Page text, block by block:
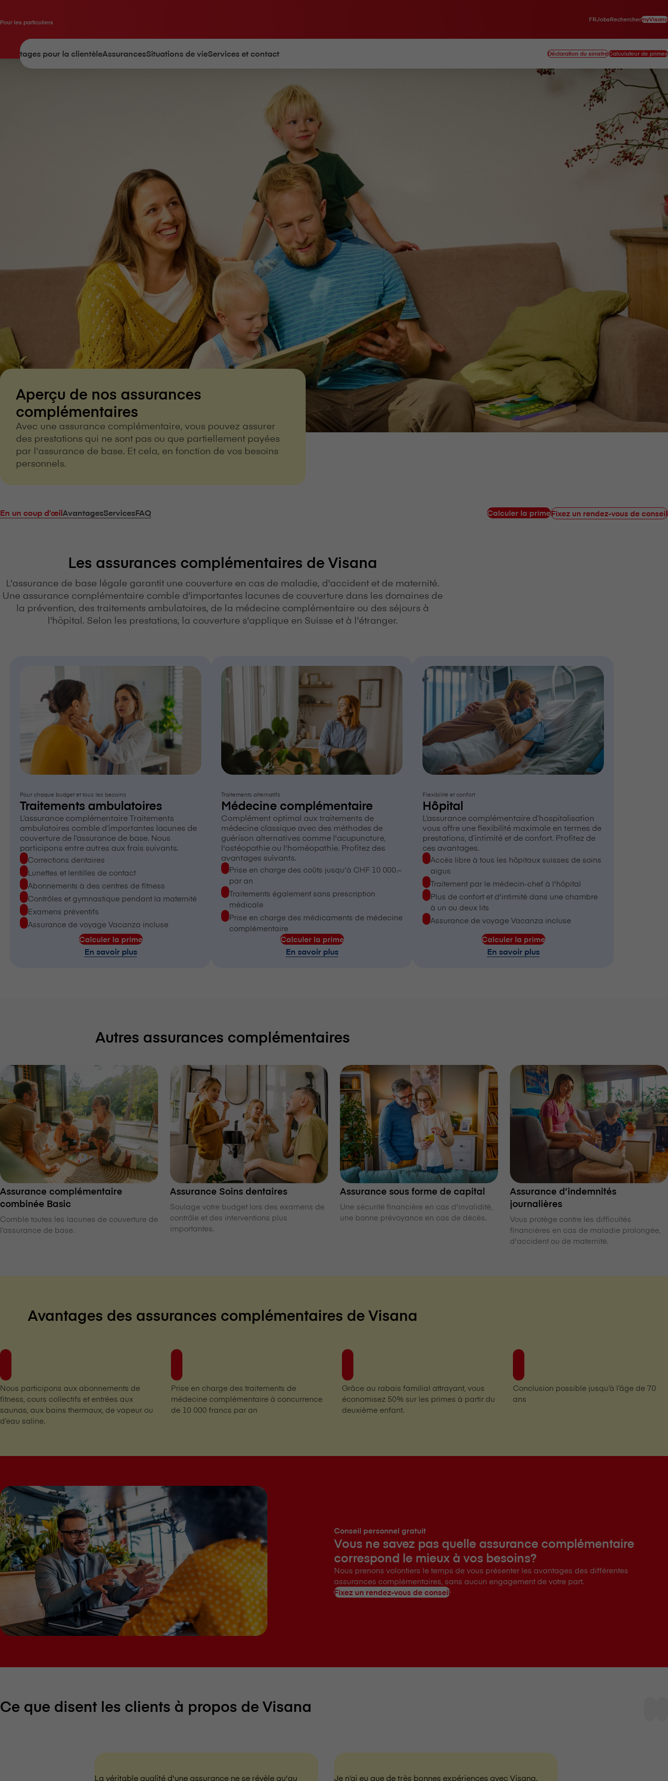
Pour les particuliers FRJobsRecherchermyVisana
Avantages pour la clientèleAssurancesSituations de vieServices et contact Déclaration du sinistreCalculateur de primes
Aperçu de nos assurances
complémentaires
Avec une assurance complémentaire, vous pouvez assurer
des prestations qui ne sont pas ou que partiellement payées
par l'assurance de base. Et cela, en fonction de vos besoins
personnels.
En un coup d’œilAvantagesServicesFAQ Calculer la primeFixez un rendez-vous de conseil
Les assurances complémentaires de V⁠i⁠s⁠a⁠n⁠a
L'assurance de base légale garantit une couverture en cas de maladie, d'accident et de maternité.
Une assurance complémentaire comble d'importantes lacunes de couverture dans les domaines de
la prévention, des traitements ambulatoires, de la médecine complémentaire ou des séjours à
l'hôpital. Selon les prestations, la couverture s'applique en Suisse et à l'étranger.
Pour chaque budget et tous les besoins
Traitements ambulatoires
L’assurance complémentaire Traitements
ambulatoires comble d’importantes lacunes de
couverture de l’assurance de base. Nous
participons entre autres aux frais suivants.
Corrections dentaires
Lunettes et lentilles de contact
Abonnements à des centres de fitness
Contrôles et gymnastique pendant la maternité
Examens préventifs
Assurance de voyage Vacanza incluse
Calculer la prime
En savoir plus
Traitements alternatifs
Médecine complémentaire
Complément optimal aux traitements de
médecine classique avec des méthodes de
guérison alternatives comme l'acupuncture,
l'ostéopathie ou l'homéopathie. Profitez des
avantages suivants.
Prise en charge des coûts jusqu'à CHF 10 000.–
par an
Traitements également sans prescription
médicale
Prise en charge des médicaments de médecine
complémentaire
Calculer la prime
En savoir plus
Flexibilité et confort
Hôpital
L’assurance complémentaire d’hospitalisation
vous offre une flexibilité maximale en termes de
prestations, d’intimité et de confort. Profitez de
ces avantages.
Accès libre à tous les hôpitaux suisses de soins
aigus
Traitement par le médecin-chef à l'hôpital
Plus de confort et d'intimité dans une chambre
à un ou deux lits
Assurance de voyage Vacanza incluse
Calculer la prime
En savoir plus
Autres assurances complémentaires
Assurance complémentaire
combinée Basic
Comble toutes les lacunes de couverture de
l’assurance de base.
Assurance Soins dentaires
Soulage votre budget lors des examens de
contrôle et des interventions plus
importantes.
Assurance sous forme de capital
Une sécurité financière en cas d'invalidité,
une bonne prévoyance en cas de décès.
Assurance d’indemnités
journalières
Vous protège contre les difficultés
financières en cas de maladie prolongée,
d'accident ou de maternité.
Avantages des assurances complémentaires de V⁠i⁠s⁠a⁠n⁠a
Nous participons aux abonnements de
fitness, cours collectifs et entrées aux
saunas, aux bains thermaux, de vapeur ou
d’eau saline.
Prise en charge des traitements de
médecine complémentaire à concurrence
de 10 000 francs par an
Grâce au rabais familial attrayant, vous
économisez 50% sur les primes à partir du
deuxième enfant.
Conclusion possible jusqu’à l’âge de 70
ans
Conseil personnel gratuit
Vous ne savez pas quelle assurance complémentaire
correspond le mieux à vos besoins?
Nous prenons volontiers le temps de vous présenter les avantages des différentes
assurances complémentaires, sans aucun engagement de votre part.
Fixez un rendez-vous de conseil
Ce que disent les clients à propos de V⁠i⁠s⁠a⁠n⁠a
La véritable qualité d'une assurance ne se révèle qu'au Je n’ai eu que de très bonnes expériences avec V⁠i⁠s⁠a⁠n⁠a.